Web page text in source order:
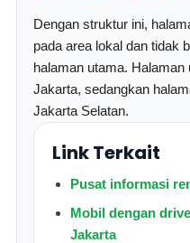
Dengan struktur ini,
pada area lokal dan tidak
halaman utama.
Jakarta, sedangkan
Jakarta Selatan.
Link Terkait
Pusat informasi
Mobil dengan
Jakarta